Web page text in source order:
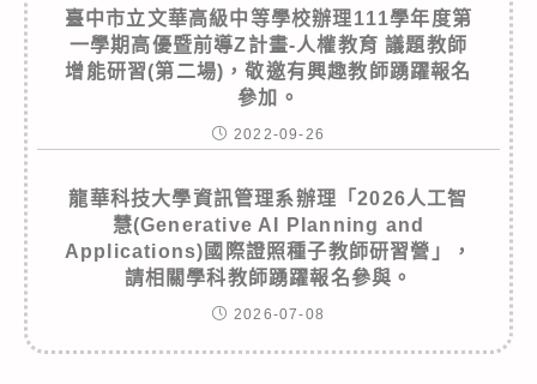
臺中市立文華高級中等學校辦理111學年度第
一學期高優暨前導Z計畫-人權教育 議題教師
增能研習(第二場)，敬邀有興趣教師踴躍報名
參加。
2022-09-26
龍華科技大學資訊管理系辦理「2026人工智
慧(Generative AI Planning and
Applications)國際證照種子教師研習營」，
請相關學科教師踴躍報名參與。
2026-07-08